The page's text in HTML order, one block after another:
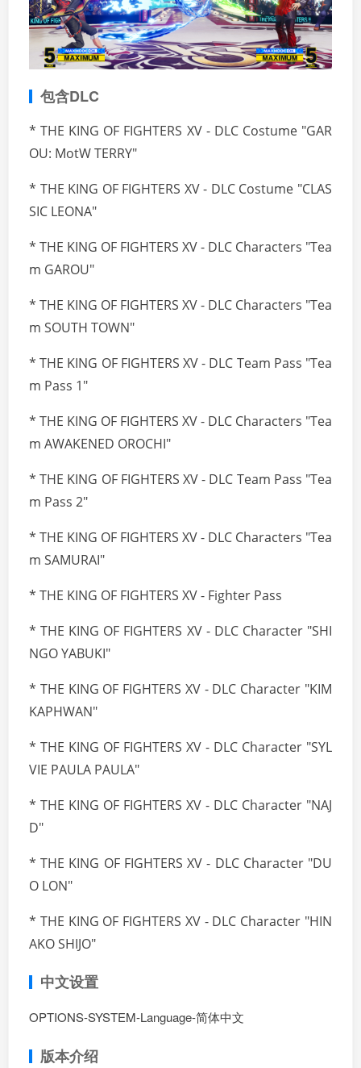
包含DLC
* THE KING OF FIGHTERS XV - DLC Costume "GAR
OU: MotW TERRY"
* THE KING OF FIGHTERS XV - DLC Costume "CLAS
SIC LEONA"
* THE KING OF FIGHTERS XV - DLC Characters "Tea
m GAROU"
* THE KING OF FIGHTERS XV - DLC Characters "Tea
m SOUTH TOWN"
* THE KING OF FIGHTERS XV - DLC Team Pass "Tea
m Pass 1"
* THE KING OF FIGHTERS XV - DLC Characters "Tea
m AWAKENED OROCHI"
* THE KING OF FIGHTERS XV - DLC Team Pass "Tea
m Pass 2"
* THE KING OF FIGHTERS XV - DLC Characters "Tea
m SAMURAI"
* THE KING OF FIGHTERS XV - Fighter Pass
* THE KING OF FIGHTERS XV - DLC Character "SHI
NGO YABUKI"
* THE KING OF FIGHTERS XV - DLC Character "KIM
KAPHWAN"
* THE KING OF FIGHTERS XV - DLC Character "SYL
VIE PAULA PAULA"
* THE KING OF FIGHTERS XV - DLC Character "NAJ
D"
* THE KING OF FIGHTERS XV - DLC Character "DU
O LON"
* THE KING OF FIGHTERS XV - DLC Character "HIN
AKO SHIJO"
中文设置
OPTIONS-SYSTEM-Language-简体中文
版本介绍